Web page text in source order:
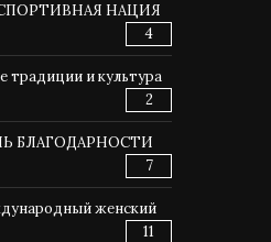
НАЦИЯ
4
традиции и культура
2
БЛАГОДАРНОСТИ
7
женский
11